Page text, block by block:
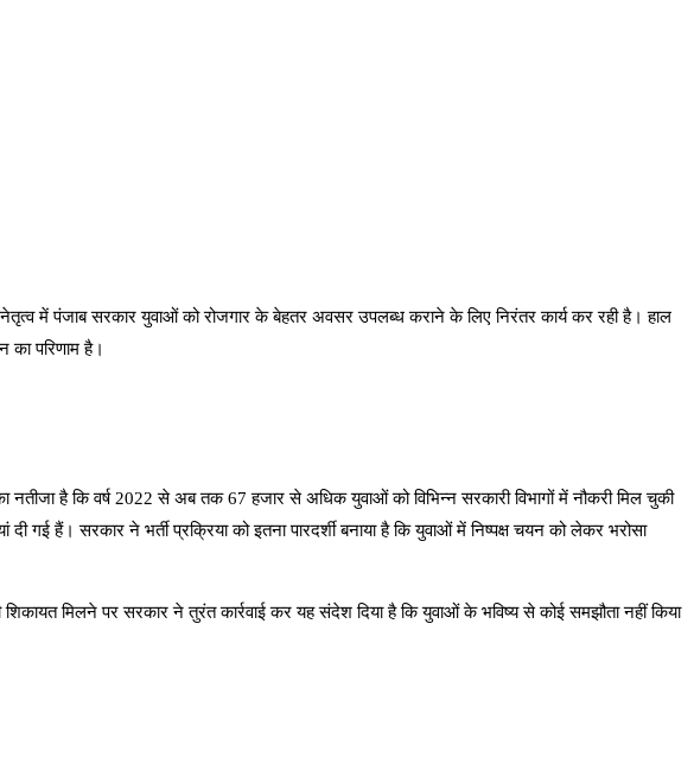
में पंजाब सरकार युवाओं को रोजगार के बेहतर अवसर उपलब्ध कराने के लिए निरंतर कार्य कर रही है। हाल
का परिणाम है।
है कि वर्ष 2022 से अब तक 67 हजार से अधिक युवाओं को विभिन्न सरकारी विभागों में नौकरी मिल चुकी
गई हैं। सरकार ने भर्ती प्रक्रिया को इतना पारदर्शी बनाया है कि युवाओं में निष्पक्ष चयन को लेकर भरोसा
मिलने पर सरकार ने तुरंत कार्रवाई कर यह संदेश दिया है कि युवाओं के भविष्य से कोई समझौता नहीं किया